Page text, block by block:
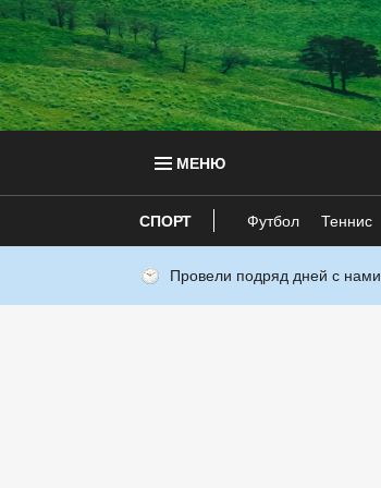
МЕНЮ
СПОРТ Футбол Теннис
Провели подряд дней с нами